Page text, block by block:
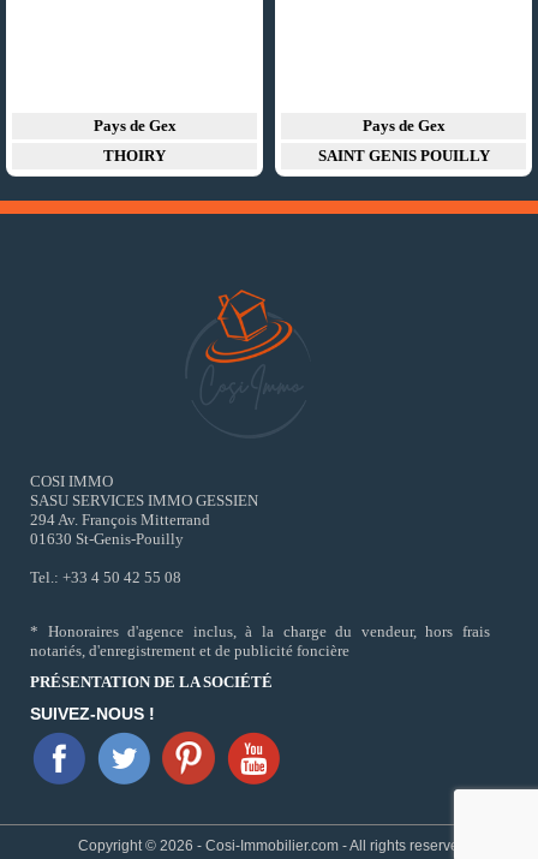
Pays de Gex
THOIRY
Pays de Gex
SAINT GENIS POUILLY
COSI IMMO
SASU SERVICES IMMO GESSIEN
294 Av. François Mitterrand
01630 St-Genis-Pouilly
Tel.: +33 4 50 42 55 08
* Honoraires d'agence inclus, à la charge du vendeur, hors frais
notariés, d'enregistrement et de publicité foncière
PRÉSENTATION DE LA SOCIÉTÉ
SUIVEZ-NOUS !
Copyright © 2026 - Cosi-Immobilier.com - All rights reserved